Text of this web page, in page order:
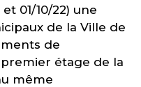
01/10/22) une
de la Ville de
de
étage de la
même